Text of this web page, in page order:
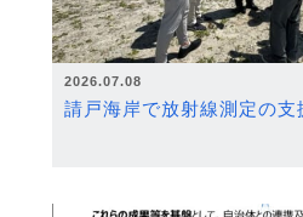
2026.07.08
請戸海岸で放射線測定の支